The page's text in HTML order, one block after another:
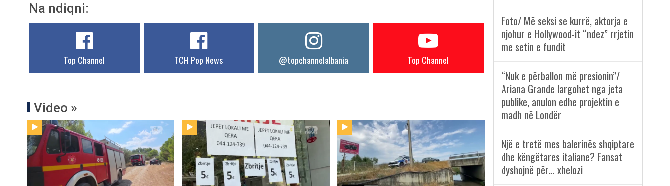
Na ndiqni:
Top Channel TCH Pop News @topchannelalbania Top Channel
Video »
Foto/ Më seksi se kurrë, aktorja e
njohur e Hollywood-it “ndez” rrjetin
me setin e fundit
“Nuk e përballon më presionin”/
Ariana Grande largohet nga jeta
publike, anulon edhe projektin e
madh në Londër
Një e tretë mes balerinës shqiptare
dhe këngëtares italiane? Fansat
dyshojnë për… xhelozi